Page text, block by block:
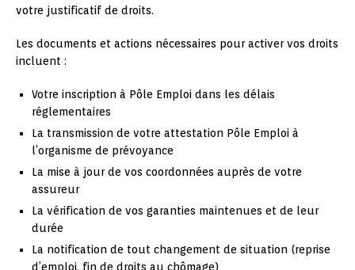
votre justificatif de droits.
Les documents et actions nécessaires pour activer vos droits
incluent :
Votre inscription à Pôle Emploi dans les délais
réglementaires
La transmission de votre attestation Pôle Emploi à
l’organisme de prévoyance
La mise à jour de vos coordonnées auprès de votre
assureur
La vérification de vos garanties maintenues et de leur
durée
La notification de tout changement de situation (reprise
d’emploi, fin de droits au chômage)